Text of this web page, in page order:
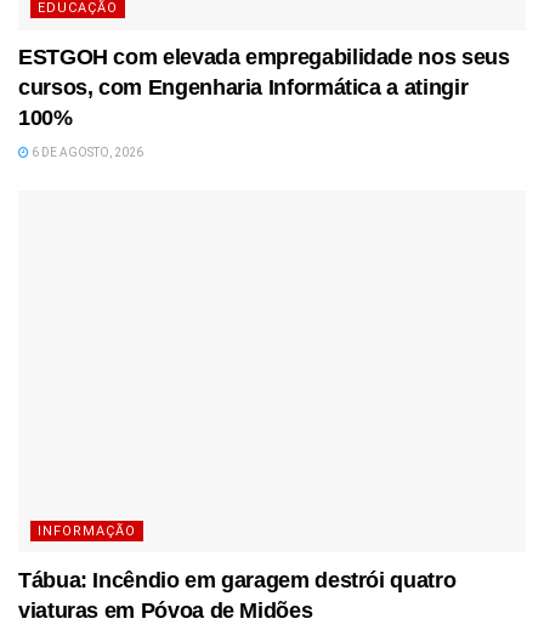
EDUCAÇÃO
ESTGOH com elevada empregabilidade nos seus
cursos, com Engenharia Informática a atingir
100%
6 DE AGOSTO, 2026
INFORMAÇÃO
Tábua: Incêndio em garagem destrói quatro
viaturas em Póvoa de Midões